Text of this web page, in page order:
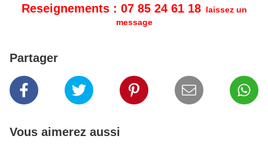
Reseignements : 07 85 24 61 18laissez un
message
Partager
Vous aimerez aussi